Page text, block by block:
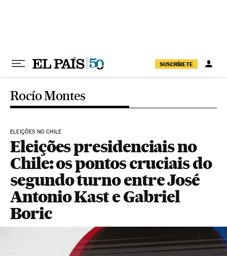
SUSCRÍBETE
Rocío Montes
ELEIÇÕES NO CHILE
Eleições presidenciais no
Chile: os pontos cruciais do
segundo turno entre José
Antonio Kast e Gabriel
Boric